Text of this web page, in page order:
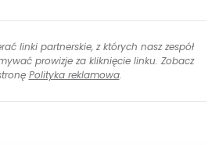
linki partnerskie, z których nasz zespół
prowizje za kliknięcie linku. Zobacz
Polityka reklamowa.